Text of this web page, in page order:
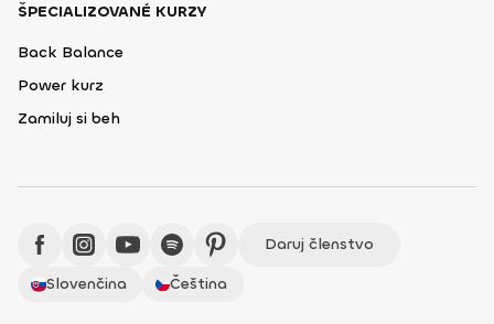
ŠPECIALIZOVANÉ KURZY
Back Balance
Power kurz
Zamiluj si beh
Daruj členstvo
Slovenčina
Čeština